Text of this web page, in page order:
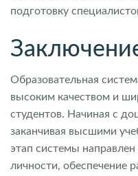
подготовку
Образовательная
высоким качеством и
студентов. Начиная с
заканчивая высшими
этап системы направлен
личности, обеспечение